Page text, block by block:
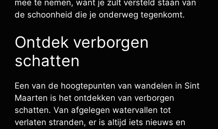
mee te nemen, want je zult versteld staan van
de schoonheid die je onderweg tegenkomt.
Ontdek verborgen
schatten
Een van de hoogtepunten van wandelen in Sint
Maarten is het ontdekken van verborgen
schatten. Van afgelegen watervallen tot
verlaten stranden, er is altijd iets nieuws en